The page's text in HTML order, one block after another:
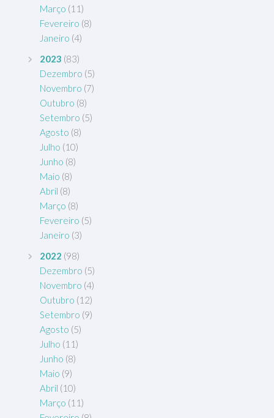
Março (11)
Fevereiro (8)
Janeiro (4)
2023 (83)
Dezembro (5)
Novembro (7)
Outubro (8)
Setembro (5)
Agosto (8)
Julho (10)
Junho (8)
Maio (8)
Abril (8)
Março (8)
Fevereiro (5)
Janeiro (3)
2022 (98)
Dezembro (5)
Novembro (4)
Outubro (12)
Setembro (9)
Agosto (5)
Julho (11)
Junho (8)
Maio (9)
Abril (10)
Março (11)